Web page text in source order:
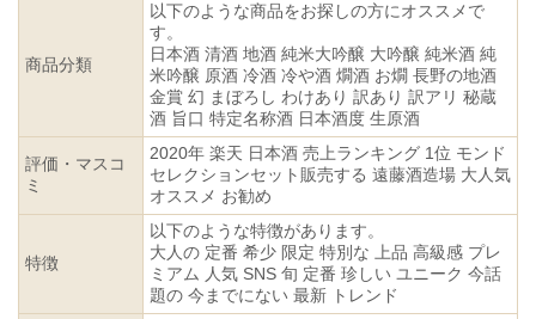
商品分類
以下のような商品をお探しの方にオススメで
す。
日本酒 清酒 地酒 純米大吟醸 大吟醸 純米酒 純
米吟醸 原酒 冷酒 冷や酒 燗酒 お燗 長野の地酒
金賞 幻 まぼろし わけあり 訳あり 訳アリ 秘蔵
酒 旨口 特定名称酒 日本酒度 生原酒
評価・マスコ
ミ
2020年 楽天 日本酒 売上ランキング 1位 モンド
セレクションセット販売する 遠藤酒造場 大人気
オススメ お勧め
特徴
以下のような特徴があります。
大人の 定番 希少 限定 特別な 上品 高級感 プレ
ミアム 人気 SNS 旬 定番 珍しい ユニーク 今話
題の 今までにない 最新 トレンド